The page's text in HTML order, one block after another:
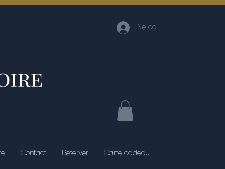
Se connecter
Contact Réserver Carte cadeau